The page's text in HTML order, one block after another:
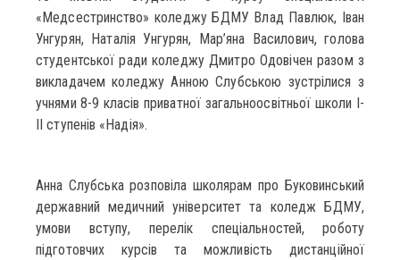
«Медсестринство» коледжу БДМУ Влад Павлюк, Іван
Унгурян, Наталія Унгурян, Мар’яна Василович, голова
студентської ради коледжу Дмитро Одовічен разом з
викладачем коледжу Анною Слубською зустрілися з
учнями 8-9 класів приватної загальноосвітньої школи І-
ІІ ступенів «Надія».
Анна Слубська розповіла школярам про Буковинський
державний медичний університет та коледж БДМУ,
умови вступу, перелік спеціальностей, роботу
підготовчих курсів та можливість дистанційної